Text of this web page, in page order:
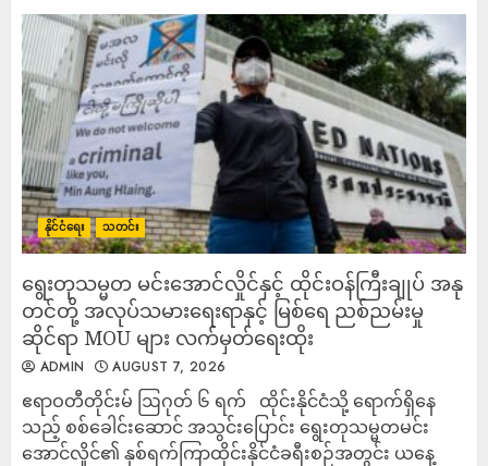
နိုင်ငံရေး သတင်း
ရွေးတုသမ္မတ မင်းအောင်လှိုင်နှင့် ထိုင်းဝန်ကြီးချုပ် အနု
တင်တို့ အလုပ်သမားရေးရာနှင့် မြစ်ရေ ညစ်ညမ်းမှု
ဆိုင်ရာ MOU များ လက်မှတ်ရေးထိုး
ADMIN AUGUST 7, 2026
ဧရာဝတီတိုင်းမ် ဩဂုတ် ၆ ရက် ထိုင်းနိုင်ငံသို့ ရောက်ရှိနေ
သည့် စစ်ခေါင်းဆောင် အသွင်းပြောင်း ရွေးတုသမ္မတမင်း
အောင်လှိုင်၏ နှစ်ရက်ကြာထိုင်းနိုင်ငံခရီးစဉ်အတွင်း ယနေ့